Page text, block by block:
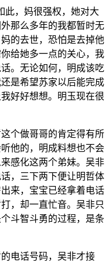
此，妈很强权，她对大
那么多年的我都暂时无
的去世，恐怕是去掉他
给她多一点的关心，我
。无论如何，明成该吃
是希望苏家以后能完成
好好想想。明玉现在很
个做哥哥的肯定得有所
他的，明成料想也不会
感化这两个弟妹。吴非
，三下两下便让明哲体
来，宝宝已经拿着电话
，却一直忙音。吴非只
斗智斗勇的过程，是条
电话号码，吴非才接